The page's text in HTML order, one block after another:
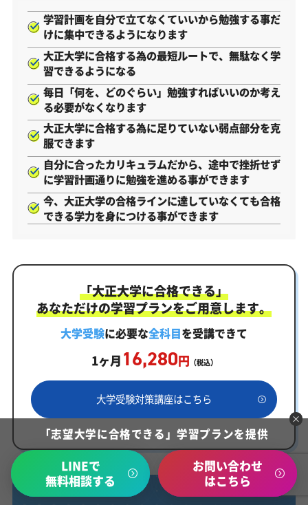
学習計画を自分で立てなくていいから勉強する事だ
けに集中できるようになります
大正大学に合格する為の最短ルートで、無駄なく学
習できるようになる
毎日「何を、どのぐらい」勉強すればいいのか考え
る必要がなくなります
大正大学に合格する為に足りていない弱点部分を克
服できます
自分に合ったカリキュラムだから、途中で挫折せず
に学習計画通りに勉強を進める事ができます
今、大正大学の合格ラインに達していなくても合格
できる学力を身につける事ができます
「大正大学に合格できる」
あなただけの学習プランをご用意します。
大学受験に必要な全科目を受講できて
1ヶ月 16,280円 （税込）
大学受験対策講座はこちら
「志望大学に合格できる」学習プランを提供
LINEで
無料相談する
お問い合わせ
はこちら